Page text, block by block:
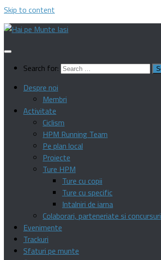
Skip to content
Search for:
Despre noi
Membri
Activitate
Ciclism
HPM Running Team
Pe plan local
Proiecte
Ture HPM
Ture cu copii
Ture cu specific
Intalniri de iarna
Colaborari, parteneriate si concursuri
Evenimente
Trackuri
Sfaturi pe munte